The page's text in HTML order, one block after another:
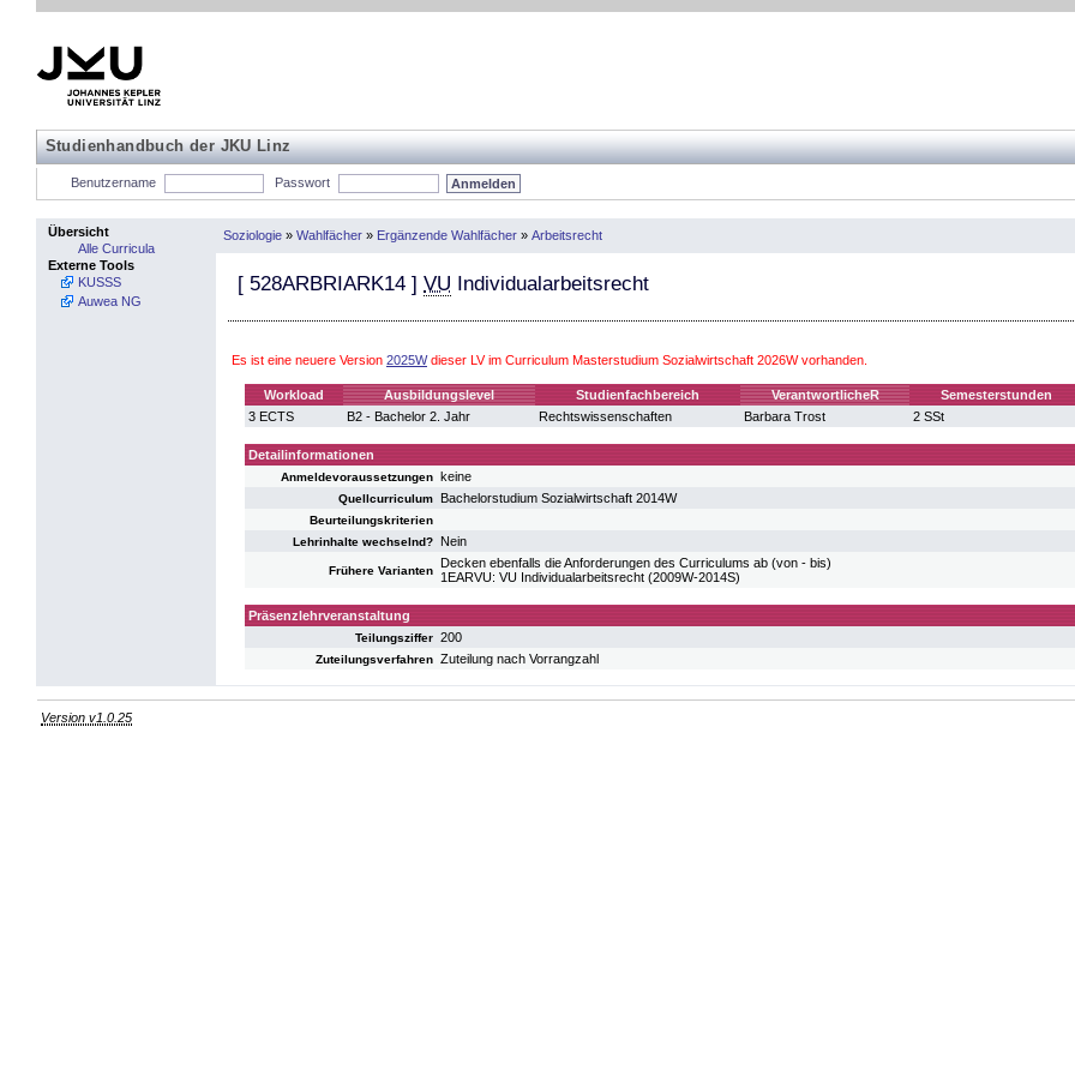
Studienhandbuch der JKU Linz
Benutzername Passwort
Übersicht
Alle Curricula
Externe Tools
KUSSS
Auwea NG
Soziologie » Wahlfächer » Ergänzende Wahlfächer » Arbeitsrecht
[ 528ARBRIARK14 ] VU Individualarbeitsrecht
Es ist eine neuere Version 2025Wdieser LV im Curriculum Masterstudium Sozialwirtschaft 2026W vorhanden.
Workload Ausbildungslevel Studienfachbereich VerantwortlicheR Semesterstunden
3 ECTS
B2 - Bachelor 2. Jahr Rechtswissenschaften Barbara Trost 2 SSt
Detailinformationen
Anmeldevoraussetzungen keine
Quellcurriculum Bachelorstudium Sozialwirtschaft 2014W
Beurteilungskriterien
Lehrinhalte wechselnd?
Nein
Frühere Varianten
Decken ebenfalls die Anforderungen des Curriculums ab (von - bis)
1EARVU: VU Individualarbeitsrecht (2009W-2014S)
Präsenzlehrveranstaltung
Teilungsziffer 200
Zuteilungsverfahren Zuteilung nach Vorrangzahl
Version v1.0.25